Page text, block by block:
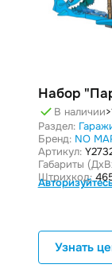
Набор
В наличии
Раздел:
Бренд: NO
Артикул:
Габариты
Штрихкод:
Узнать